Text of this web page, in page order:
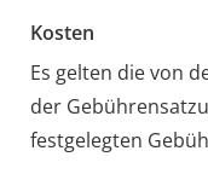
Kosten
Es gelten die von
der
festgelegten